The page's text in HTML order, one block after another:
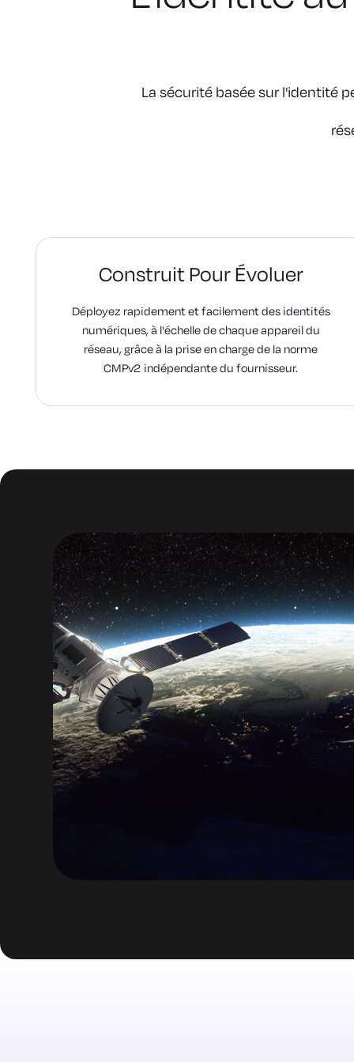
La sécurité basée sur l'identité
Construit Pour Évoluer
Déployez rapidement et facilement des identités
numériques, à l'échelle de chaque appareil du
réseau, grâce à la prise en charge de la norme
CMPv2 indépendante du fournisseur.